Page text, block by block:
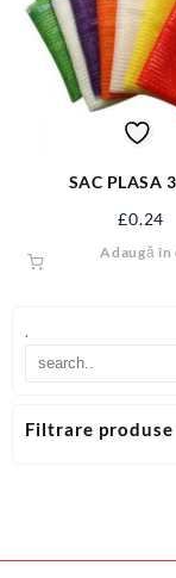
.
Filtrare produse
SAC PLASA
£0.24
Adaugă în